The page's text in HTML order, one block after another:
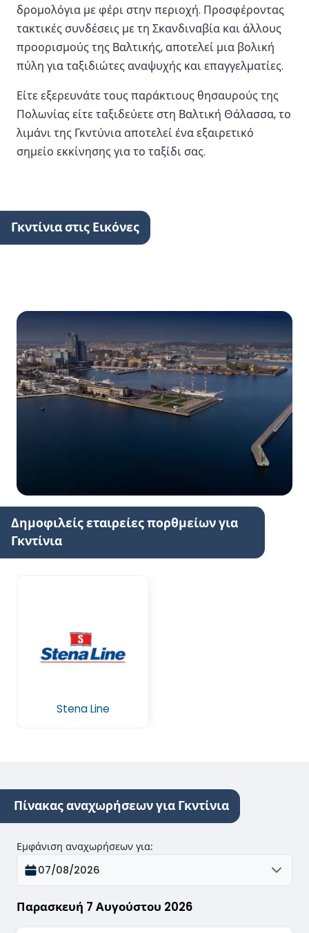
δρομολόγια με φέρι στην περιοχή. Προσφέροντας
τακτικές συνδέσεις με τη Σκανδιναβία και άλλους
προορισμούς της Βαλτικής, αποτελεί μια βολική
πύλη για ταξιδιώτες αναψυχής και επαγγελματίες.
Είτε εξερευνάτε τους παράκτιους θησαυρούς της
Πολωνίας είτε ταξιδεύετε στη Βαλτική Θάλασσα, το
λιμάνι της Γκντύνια αποτελεί ένα εξαιρετικό
σημείο εκκίνησης για το ταξίδι σας.
Γκντίνια στις Εικόνες
Δημοφιλείς εταιρείες πορθμείων για
Γκντίνια
Stena Line
Πίνακας αναχωρήσεων για Γκντίνια
Παρασκευή 7 Αυγούστου 2026
Εμφάνιση αναχωρήσεων για:
07/08/2026